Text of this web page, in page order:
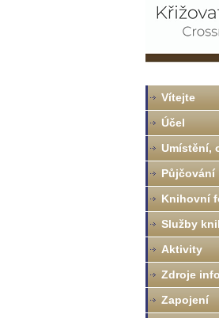
Vítejte
Účel
Umístění,
Půjčování
Knihovní
Služby
Aktivity
Zdroje
Zapojení